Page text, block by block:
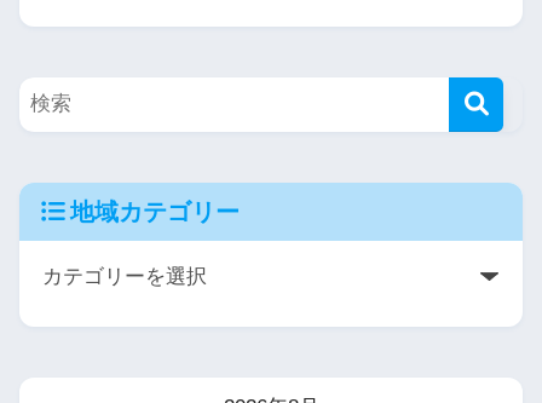
地域カテゴリー